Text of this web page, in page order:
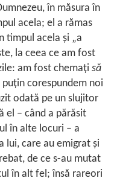
în măsura în
acela; el a rămas
timpul acela şi „a
la ceea ce am fost
am fost chemaţi să
puţin corespundem noi
odată pe un slujitor
el – când a părăsit
în alte locuri – a
lui, care au emigrat şi
de ce s-au mutat
în alt fel; însă rareori